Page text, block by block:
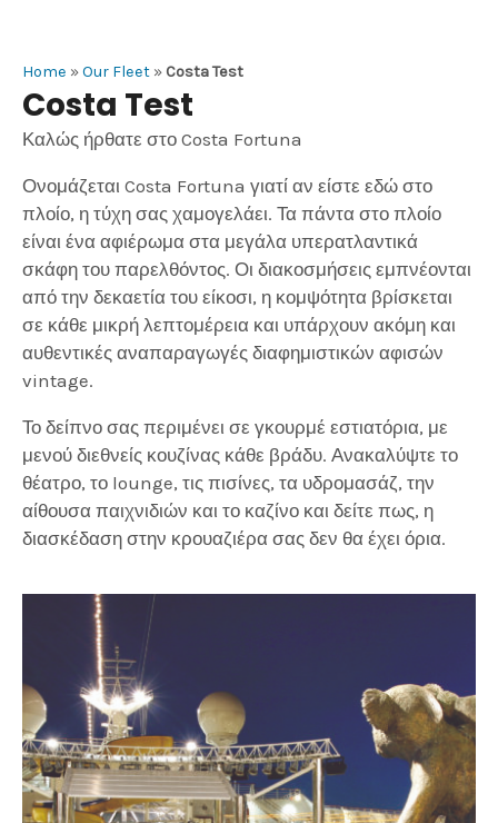
Home »Our Fleet » Costa Test
Costa Test
Καλώς ήρθατε στο Costa Fortuna
Ονομάζεται Costa Fortuna γιατί αν είστε εδώ στο
πλοίο, η τύχη σας χαμογελάει. Τα πάντα στο πλοίο
είναι ένα αφιέρωμα στα μεγάλα υπερατλαντικά
σκάφη του παρελθόντος. Οι διακοσμήσεις εμπνέονται
από την δεκαετία του είκοσι, η κομψότητα βρίσκεται
σε κάθε μικρή λεπτομέρεια και υπάρχουν ακόμη και
αυθεντικές αναπαραγωγές διαφημιστικών αφισών
vintage.
Το δείπνο σας περιμένει σε γκουρμέ εστιατόρια, με
μενού διεθνείς κουζίνας κάθε βράδυ. Ανακαλύψτε το
θέατρο, το lounge, τις πισίνες, τα υδρομασάζ, την
αίθουσα παιχνιδιών και το καζίνο και δείτε πως, η
διασκέδαση στην κρουαζιέρα σας δεν θα έχει όρια.